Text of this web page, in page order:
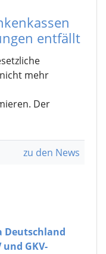
entfällt
mehr
Der
zu den News
Deutschland
GKV-